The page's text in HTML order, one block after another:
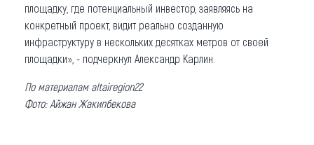
площадку, где потенциальный инвестор, заявляясь на
конкретный проект, видит реально созданную
инфраструктуру в нескольких десятках метров от своей
площадки», - подчеркнул Александр Карлин.
По материалам altairegion22
Фото: Айжан Жакипбекова